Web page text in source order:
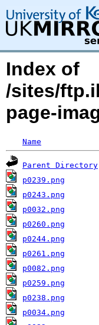
Index of
/sites/
page-
Name
Parent Directory
p0239.png
p0243.png
p0032.png
p0260.png
p0244.png
p0261.png
p0082.png
p0259.png
p0238.png
p0034.png